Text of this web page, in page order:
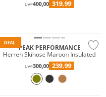
UVP400,00 319,99
DEAL
PEAK PERFORMANCE
Herren Skihose Maroon Insulated
UVP300,00 239,99